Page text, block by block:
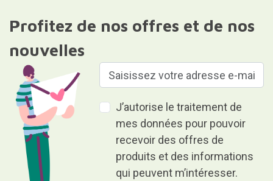
Profitez de nos offres et de nos
nouvelles
J’autorise le traitement de
mes données pour pouvoir
recevoir des offres de
produits et des informations
qui peuvent m’intéresser.